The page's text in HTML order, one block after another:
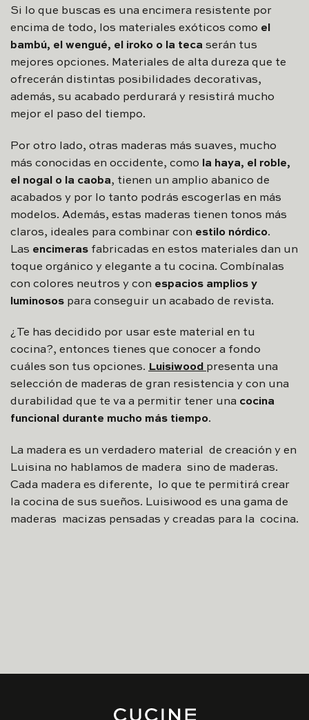
Si lo que buscas es una encimera resistente por
encima de todo, los materiales exóticos como el
bambú, el wengué, el iroko o la teca serán tus
mejores opciones. Materiales de alta dureza que te
ofrecerán distintas posibilidades decorativas,
además, su acabado perdurará y resistirá mucho
mejor el paso del tiempo.
Por otro lado, otras maderas más suaves, mucho
más conocidas en occidente, como la haya, el roble,
el nogal o la caoba, tienen un amplio abanico de
acabados y por lo tanto podrás escogerlas en más
modelos. Además, estas maderas tienen tonos más
claros, ideales para combinar con estilo nórdico.
Las encimeras fabricadas en estos materiales dan un
toque orgánico y elegante a tu cocina. Combínalas
con colores neutros y con espacios amplios y
luminosos para conseguir un acabado de revista.
¿Te has decidido por usar este material en tu
cocina?, entonces tienes que conocer a fondo
cuáles son tus opciones. Luisiwood presenta una
selección de maderas de gran resistencia y con una
durabilidad que te va a permitir tener una cocina
funcional durante mucho más tiempo.
La madera es un verdadero material de creación y en
Luisina no hablamos de madera sino de maderas.
Cada madera es diferente, lo que te permitirá crear
la cocina de sus sueños. Luisiwood es una gama de
maderas macizas pensadas y creadas para la cocina.